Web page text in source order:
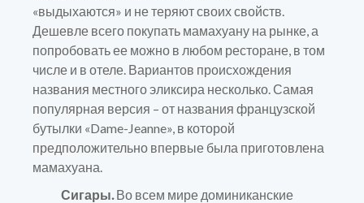
«выдыхаются» и не теряют своих свойств.
Дешевле всего покупать мамахуану на рынке, а
попробовать ее можно в любом ресторане, в том
числе и в отеле. Вариантов происхождения
названия местного эликсира несколько. Самая
популярная версия – от названия французской
бутылки «Dame-Jeanne», в которой
предположительно впервые была приготовлена
мамахуана.
Сигары.Во всем мире доминиканские